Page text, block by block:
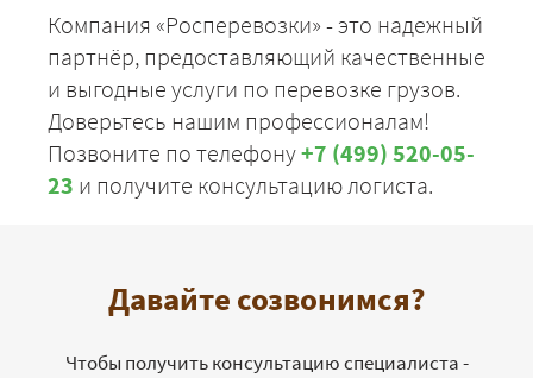
Компания «Росперевозки» - это надежный
партнёр, предоставляющий качественные
и выгодные услуги по перевозке грузов.
Доверьтесь нашим профессионалам!
Позвоните по телефону+7 (499) 520-05-
23 и получите консультацию логиста.
Давайте созвонимся?
Чтобы получить консультацию специалиста -